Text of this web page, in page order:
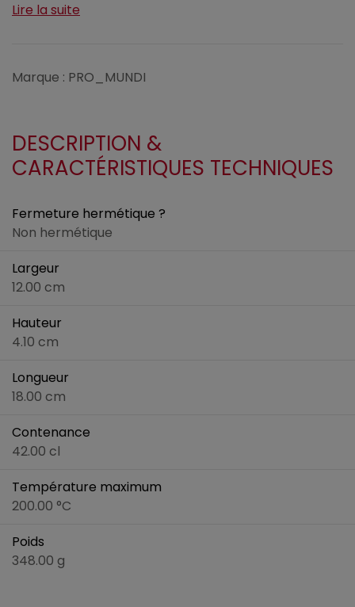
Lire la suite
Marque : PRO_MUNDI
DESCRIPTION &
CARACTÉRISTIQUES TECHNIQUES
Fermeture hermétique ?
Non hermétique
Largeur
12.00 cm
Hauteur
4.10 cm
Longueur
18.00 cm
Contenance
42.00 cl
Température maximum
200.00 °C
Poids
348.00 g